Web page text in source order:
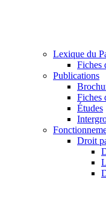
Lexique du
Fiches
Publications
Fiches
Études
Droit